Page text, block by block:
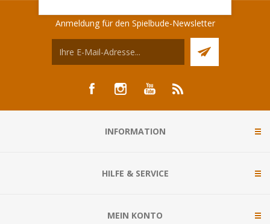
Anmeldung für den Spielbude-Newsletter
INFORMATION
HILFE & SERVICE
MEIN KONTO